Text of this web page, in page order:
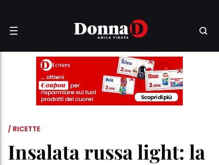
/ RICETTE
Insalata russa light: la